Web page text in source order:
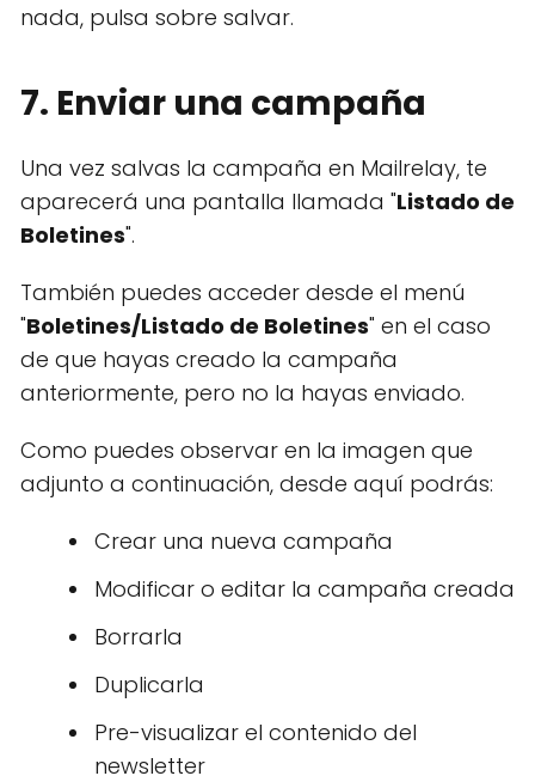
nada, pulsa sobre salvar.
7. Enviar una campaña
Una vez salvas la campaña en Mailrelay, te
aparecerá una pantalla llamada "Listado de
Boletines".
También puedes acceder desde el menú
"Boletines/Listado de Boletines" en el caso
de que hayas creado la campaña
anteriormente, pero no la hayas enviado.
Como puedes observar en la imagen que
adjunto a continuación, desde aquí podrás:
Crear una nueva campaña
Modificar o editar la campaña creada
Borrarla
Duplicarla
Pre-visualizar el contenido del
newsletter